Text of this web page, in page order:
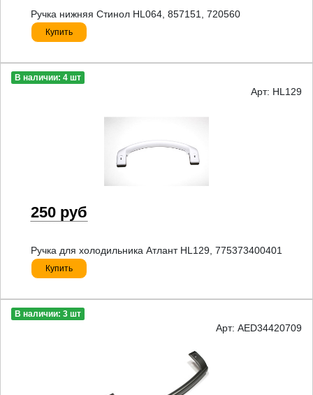
Ручка нижняя Стинол HL064, 857151, 720560
Купить
В наличии: 4 шт
Арт: HL129
250 руб
Ручка для холодильника Атлант HL129, 775373400401
Купить
В наличии: 3 шт
Арт: AED34420709